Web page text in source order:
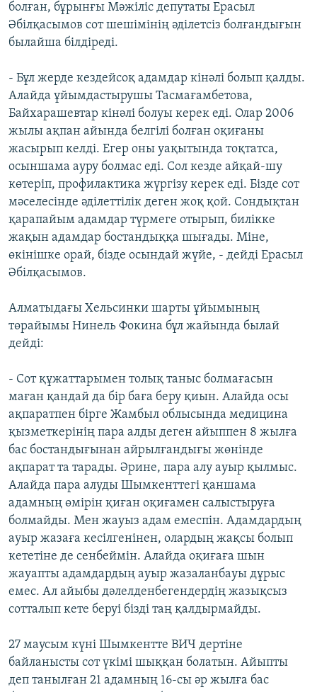
болған, бұрынғы Мәжіліс депутаты Ерасыл
Әбілқасымов сот шешімінің әділетсіз болғандығын
былайша білдіреді.
- Бұл жерде кездейсоқ адамдар кінәлі болып қалды.
Алайда ұйымдастырушы Тасмағамбетова,
Байхарашевтар кінәлі болуы керек еді. Олар 2006
жылы ақпан айында белгілі болған оқиғаны
жасырып келді. Егер оны уақытында тоқтатса,
осыншама ауру болмас еді. Сол кезде айқай-шу
көтеріп, профилактика жүргізу керек еді. Бізде сот
мәселесінде әділеттілік деген жоқ қой. Сондықтан
қарапайым адамдар түрмеге отырып, билікке
жақын адамдар бостандыққа шығады. Міне,
өкінішке орай, бізде осындай жүйе, - дейді Ерасыл
Әбілқасымов.
Алматыдағы Хельсинки шарты ұйымының
төрайымы Нинель Фокина бұл жайында былай
дейді:
- Сот құжаттарымен толық таныс болмағасын
маған қандай да бір баға беру қиын. Алайда осы
ақпаратпен бірге Жамбыл облысында медицина
қызметкерінің пара алды деген айыппен 8 жылға
бас бостандығынан айрылғандығы жөнінде
ақпарат та тарады. Әрине, пара алу ауыр қылмыс.
Алайда пара алуды Шымкенттегі қаншама
адамның өмірін қиған оқиғамен салыстыруға
болмайды. Мен жауыз адам емеспін. Адамдардың
ауыр жазаға кесілгенінен, олардың жақсы болып
кететіне де сенбеймін. Алайда оқиғаға шын
жауапты адамдардың ауыр жазаланбауы дұрыс
емес. Ал айыбы дәлелденбегендердің жазықсыз
сотталып кете беруі бізді таң қалдырмайды.
27 маусым күні Шымкентте ВИЧ дертіне
байланысты сот үкімі шыққан болатын. Айыпты
деп танылған 21 адамның 16-сы әр жылға бас